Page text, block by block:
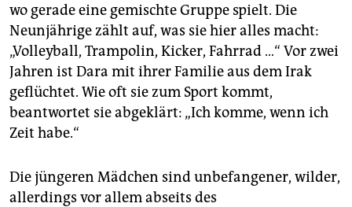
wo gerade eine gemischte Gruppe spielt. Die
Neunjährige zählt auf, was sie hier alles macht:
„Volleyball, Trampolin, Kicker, Fahrrad …“ Vor zwei
Jahren ist Dara mit ihrer Familie aus dem Irak
geflüchtet. Wie oft sie zum Sport kommt,
beantwortet sie abgeklärt: „Ich komme, wenn ich
Zeit habe.“
Die jüngeren Mädchen sind unbefangener, wilder,
allerdings vor allem abseits des